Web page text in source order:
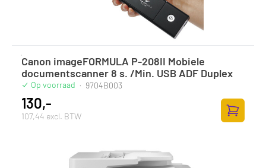
Canon imageFORMULA P-208II Mobiele
documentscanner 8 s. /Min. USB ADF Duplex
Op voorraad · 9704B003
130,-
107,44 excl. BTW